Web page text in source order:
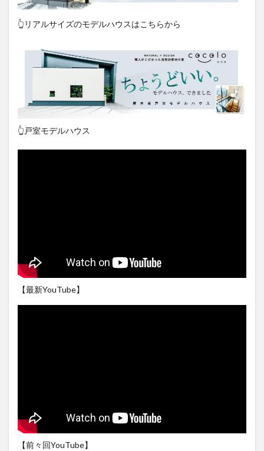
👆リアルサイズのモデルハウスはこちらから
👆戸室モデルハウス
【最新YouTube】
【前々回YouTube】